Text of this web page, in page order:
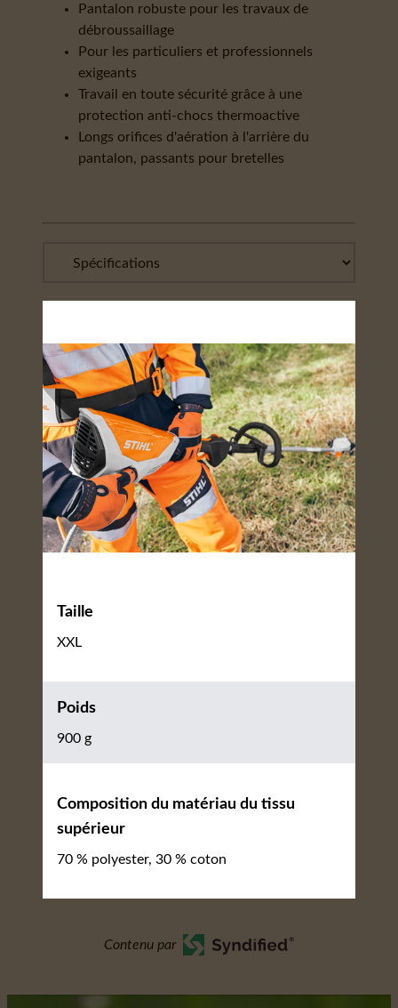
Pantalon robuste pour les travaux de
débroussaillage
Pour les particuliers et professionnels
exigeants
Travail en toute sécurité grâce à une
protection anti-chocs thermoactive
Longs orifices d'aération à l'arrière du
pantalon, passants pour bretelles
Taille
XXL
Poids
900 g
Composition du matériau du tissu
supérieur
70 % polyester, 30 % coton
Contenu par